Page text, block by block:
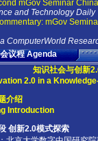
mGov Seminar
and Technology Daily
mGov
ComputerWorld
议程Agenda
知识社会与创新
2.0 in a
介绍
Introduction
创新2.0模式探索